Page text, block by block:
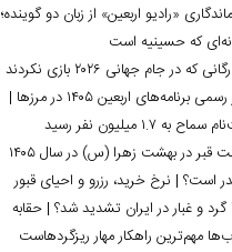
«رادیو اربعین» از زبان دو گوینده؛
که حسینیه است
که در جام جهانی ۲۰۲۶ بازی نکردند
آغاز رسمی برنامه‌های اربعین ۱۴۰۵ در مرز‌ها |
به ۱.۷ میلیون نفر رسید
قیمت قبر در بهشت زهرا (س) در سال ۱۴۰۵
است؟ | نرخ خرید، رزرو و احیای قبور
گرد و غبار در ایران تشدید شد؟ | حقابه
مهم‌ترین راهکار مهار ریزگردهاست